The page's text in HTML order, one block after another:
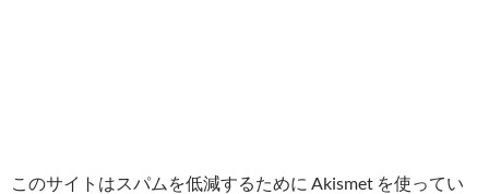
このサイトはスパムを低減するために Akismet を使ってい